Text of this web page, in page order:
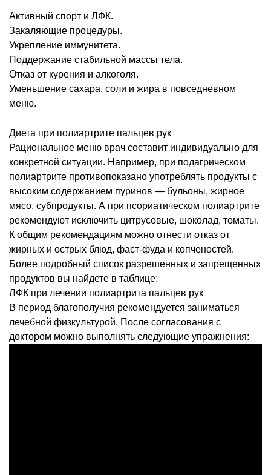
Активный спорт и ЛФК.
Закаляющие процедуры.
Укрепление иммунитета.
Поддержание стабильной массы тела.
Отказ от курения и алкоголя.
Уменьшение сахара, соли и жира в повседневном
меню.
Диета при полиартрите пальцев рук
Рациональное меню врач составит индивидуально для
конкретной ситуации. Например, при подагрическом
полиартрите противопоказано употреблять продукты с
высоким содержанием пуринов ― бульоны, жирное
мясо, субпродукты. А при псориатическом полиартрите
рекомендуют исключить цитрусовые, шоколад, томаты.
К общим рекомендациям можно отнести отказ от
жирных и острых блюд, фаст-фуда и копченостей.
Более подробный список разрешенных и запрещенных
продуктов вы найдете в таблице:
ЛФК при лечении полиартрита пальцев рук
В период благополучия рекомендуется заниматься
лечебной физкультурой. После согласования с
доктором можно выполнять следующие упражнения: